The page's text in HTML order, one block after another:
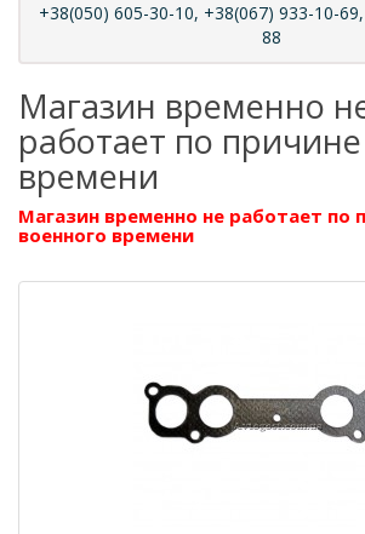
+38(050) 605-30-10, +38(067) 933-10-
88
Магазин временно
работает по
времени
Магазин временно не работает по
военного времени